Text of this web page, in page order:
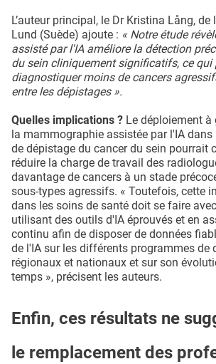
L’auteur principal, le Dr Kristina Lång, de
Lund (Suède) ajoute : « Notre étude
assisté par l'IA améliore la détection
du sein cliniquement significatifs, ce qui
diagnostiquer moins de cancers
entre les dépistages ».
Quelles implications ? Le déploiement à
la mammographie assistée par l'IA
de dépistage du cancer du sein pourrait
réduire la charge de travail des
davantage de cancers à un stade
sous-types agressifs. « Toutefois, cette
dans les soins de santé doit se faire
utilisant des outils d'IA éprouvés et en
continu afin de disposer de données
de l'IA sur les différents programmes de
régionaux et nationaux et sur son
temps », précisent les auteurs.
Enfin, ces résultats ne
le remplacement des